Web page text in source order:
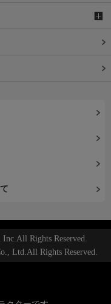
Rights Reserved.
Ltd.All Rights Reserved.